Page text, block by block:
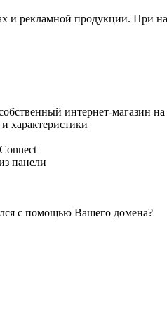
и рекламной продукции. При
интернет-магазин
характеристики
панели
с помощью Вашего домена?